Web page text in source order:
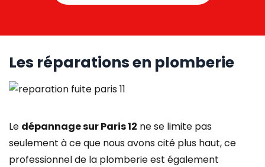
Les réparations en plomberie
Le dépannage sur Paris 12 ne se limite pas
seulement à ce que nous avons cité plus haut, ce
professionnel de la plomberie est également